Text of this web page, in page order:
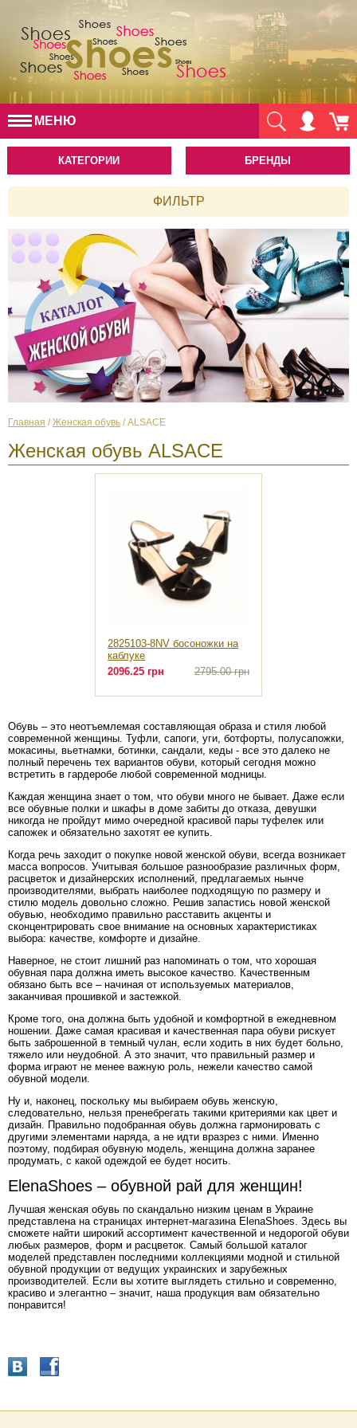
МЕНЮ
КАТЕГОРИИ БРЕНДЫ
ФИЛЬТР
Главная /Женская обувь / ALSACE
Женская обувь ALSACE
2825103-8NV босоножки на
каблуке
2096.25 грн
2795.00 грн
Обувь – это неотъемлемая составляющая образа и стиля любой
современной женщины. Туфли, сапоги, уги, ботфорты, полусапожки,
мокасины, вьетнамки, ботинки, сандали, кеды - все это далеко не
полный перечень тех вариантов обуви, который сегодня можно
встретить в гардеробе любой современной модницы.
Каждая женщина знает о том, что обуви много не бывает. Даже если
все обувные полки и шкафы в доме забиты до отказа, девушки
никогда не пройдут мимо очередной красивой пары туфелек или
сапожек и обязательно захотят ее купить.
Когда речь заходит о покупке новой женской обуви, всегда возникает
масса вопросов. Учитывая большое разнообразие различных форм,
расцветок и дизайнерских исполнений, предлагаемых нынче
производителями, выбрать наиболее подходящую по размеру и
стилю модель довольно сложно. Решив запастись новой женской
обувью, необходимо правильно расставить акценты и
сконцентрировать свое внимание на основных характеристиках
выбора: качестве, комфорте и дизайне.
Наверное, не стоит лишний раз напоминать о том, что хорошая
обувная пара должна иметь высокое качество. Качественным
обязано быть все – начиная от используемых материалов,
заканчивая прошивкой и застежкой.
Кроме того, она должна быть удобной и комфортной в ежедневном
ношении. Даже самая красивая и качественная пара обуви рискует
быть заброшенной в темный чулан, если ходить в них будет больно,
тяжело или неудобной. А это значит, что правильный размер и
форма играют не менее важную роль, нежели качество самой
обувной модели.
Ну и, наконец, поскольку мы выбираем обувь женскую,
следовательно, нельзя пренебрегать такими критериями как цвет и
дизайн. Правильно подобранная обувь должна гармонировать с
другими элементами наряда, а не идти вразрез с ними. Именно
поэтому, подбирая обувную модель, женщина должна заранее
продумать, с какой одеждой ее будет носить.
ElenaShoes – обувной рай для женщин!
Лучшая женская обувь по скандально низким ценам в Украине
представлена на страницах интернет-магазина ElenaShoes. Здесь вы
сможете найти широкий ассортимент качественной и недорогой обуви
любых размеров, форм и расцветок. Самый большой каталог
моделей представлен последними коллекциями модной и стильной
обувной продукции от ведущих украинских и зарубежных
производителей. Если вы хотите выглядеть стильно и современно,
красиво и элегантно – значит, наша продукция вам обязательно
понравится!